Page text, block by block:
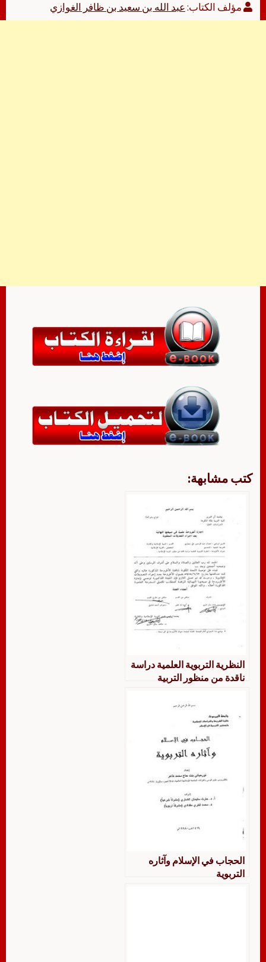
مؤلف الكتاب:عبد الله بن سعيد بن ظافر الغوازي
كتب مشابهة:
النظرية التربوية العلمية دراسة
ناقدة من منظور التربية
الحجاب في الإسلام وآثاره
التربوية